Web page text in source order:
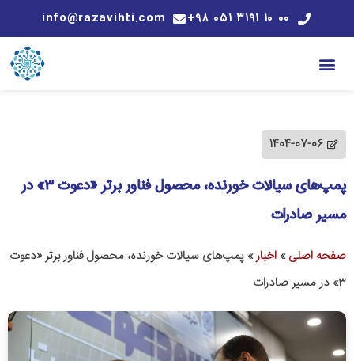
۰۰ ۱۰ ۳۱۹۱ ۰۵۱ ۹۸+ info@razavihti.com
1404-07-06
پمپ‌های سیالات خورنده، محصول فناور برتر «دعوت ۳» در
مسیر صادرات
صفحه اصلی» اخبار» پمپ‌های سیالات خورنده، محصول فناور برتر «دعوت
۳» در مسیر صادرات